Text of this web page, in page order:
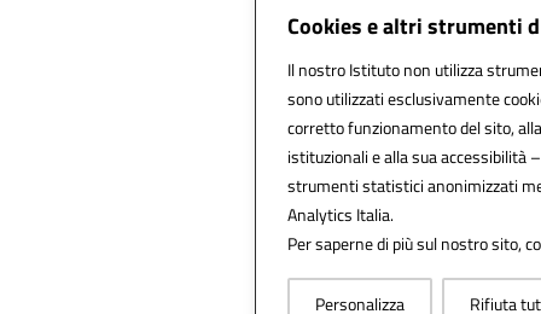
Cookies e altri strumenti
Il nostro Istituto non utilizza
sono utilizzati esclusivamente
corretto funzionamento del sito,
istituzionali e alla sua accessibilità
strumenti statistici anonimizzati
Analytics Italia.
Per saperne di più sul nostro sito,
Personalizza Rifiuta